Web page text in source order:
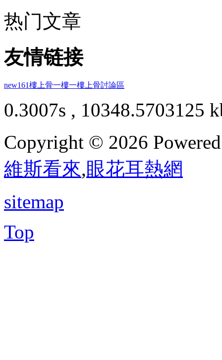
热门文章
友情链接
new161樓上骨一樓一樓上骨討論區
0.3007s , 10348.5703125
Copyright © 2026
維斯看來,眼花耳熱網
sitemap
Top